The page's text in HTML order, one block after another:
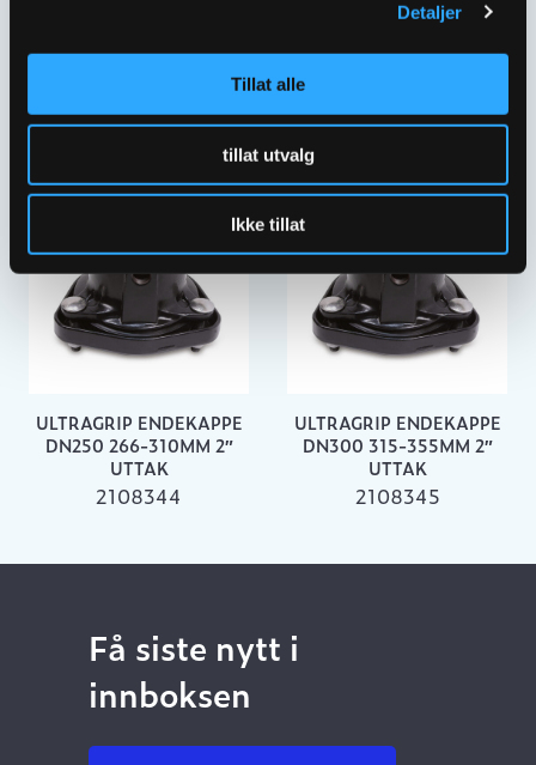
Detaljer
Tillat alle
tillat utvalg
Ikke tillat
DN175 193-227MM 2″
ULTRAGRIP ENDEKAPPE
DN200 218-256MM 2″
ULTRAGRIP ENDEKAPPE
DN250 266-310MM 2″
UTTAK
2108344
ULTRAGRIP ENDEKAPPE
DN300 315-355MM 2″
UTTAK
2108345
Få siste nytt i
innboksen